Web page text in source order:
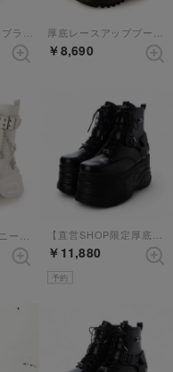
￥8,690
￥11,880
予約